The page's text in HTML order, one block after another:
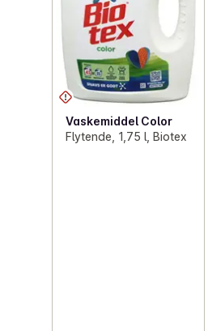
Vaskemiddel Color
Flytende, 1,75 l, Biotex